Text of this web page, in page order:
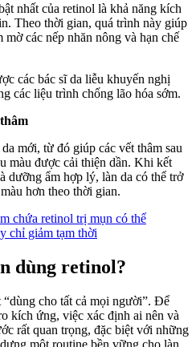
nhất của retinol là khả năng kích
Theo thời gian, quá trình này giúp
các nếp nhăn nông và hạn chế
các bác sĩ da liễu khuyến nghị
các liệu trình chống lão hóa sớm.
mới, từ đó giúp các vết thâm sau
màu được cải thiện dần. Khi kết
dưỡng ẩm hợp lý, làn da có thể trở
hơn theo thời gian.
chứa retinol trị mụn có thể
chỉ giảm tạm thời
dùng retinol?
cho tất cả mọi người”. Để
kích ứng, việc xác định ai nên và
rất quan trọng, đặc biệt với những